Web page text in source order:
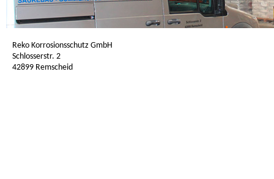
Reko Korrosionsschutz GmbH
Schlosserstr. 2
42899 Remscheid